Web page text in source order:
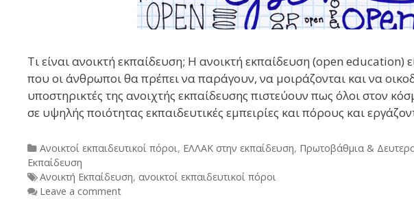
Τι είναι ανοικτή εκπαίδευση; Η ανοικτή εκπαίδευση (open education)
που οι άνθρωποι θα πρέπει να παράγουν, να μοιράζονται και να
υποστηρικτές της ανοιχτής εκπαίδευσης πιστεύουν πως όλοι στον
σε υψηλής ποιότητας εκπαιδευτικές εμπειρίες και πόρους και
Categories
Ανοικτοί εκπαιδευτικοί πόροι, ΕΛΛΑΚ στην εκπαίδευση, Πρωτοβάθμια &
Εκπαίδευση
Tags
Ανοικτή Εκπαίδευση, ανοικτοί εκπαιδευτικοί πόροι
Leave a comment